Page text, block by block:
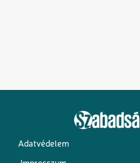
Lábléc
Adatvédelem